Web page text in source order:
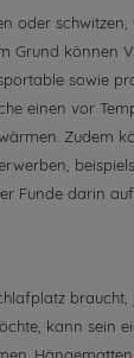
oder
Grund können
sowie
einen vor
Zudem
Funde darin
kann sein